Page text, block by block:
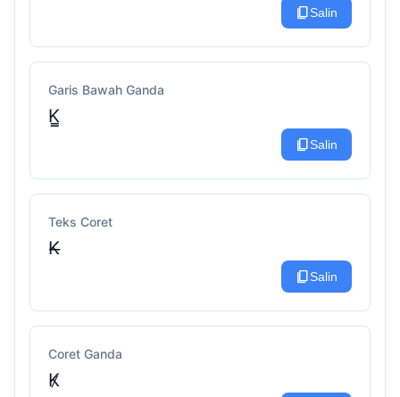
content_copySalin
Garis Bawah Ganda
K̳
content_copySalin
Teks Coret
K̶
content_copySalin
Coret Ganda
K̷